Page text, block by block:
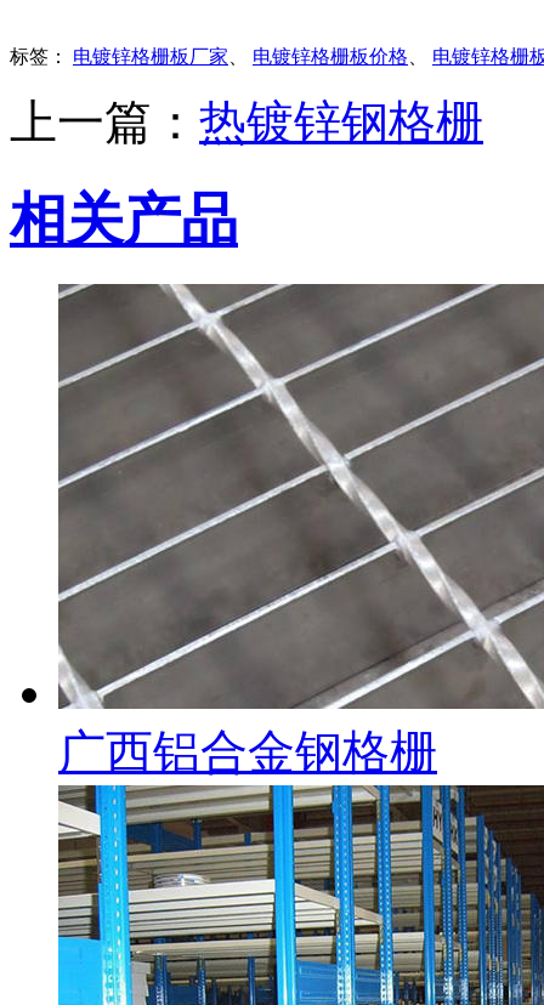
标签： 电镀锌格栅板厂家、 电镀锌格栅板价格、 电镀锌格栅
上一篇： 热镀锌钢格栅
相关产品
广西铝合金钢格栅